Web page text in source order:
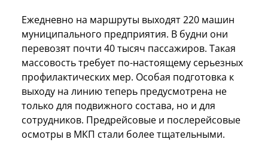
Ежедневно на маршруты выходят 220 машин
муниципального предприятия. В будни они
перевозят почти 40 тысяч пассажиров. Такая
массовость требует по-настоящему серьезных
профилактических мер. Особая подготовка к
выходу на линию теперь предусмотрена не
только для подвижного состава, но и для
сотрудников. Предрейсовые и послерейсовые
осмотры в МКП стали более тщательными.